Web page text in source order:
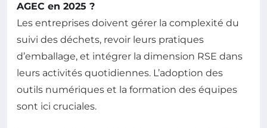
AGEC en 2025 ?
Les entreprises doivent gérer la complexité du
suivi des déchets, revoir leurs pratiques
d’emballage, et intégrer la dimension RSE dans
leurs activités quotidiennes. L’adoption des
outils numériques et la formation des équipes
sont ici cruciales.